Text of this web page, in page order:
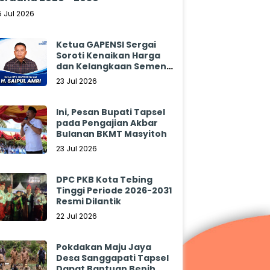
Jul 2026
Ketua GAPENSI Sergai
Soroti Kenaikan Harga
dan Kelangkaan Semen,
Minta Pemerintah
23 Jul 2026
Ini, Pesan Bupati Tapsel
pada Pengajian Akbar
Bulanan BKMT Masyitoh
23 Jul 2026
DPC PKB Kota Tebing
Tinggi Periode 2026-2031
Resmi Dilantik
22 Jul 2026
Pokdakan Maju Jaya
Desa Sanggapati Tapsel